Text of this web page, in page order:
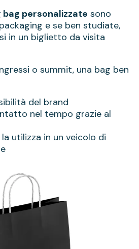
bag personalizzate sono
e se ben studiate,
in un biglietto da visita
o summit, una bag ben
del brand
nel tempo grazie al
utilizza in un veicolo di